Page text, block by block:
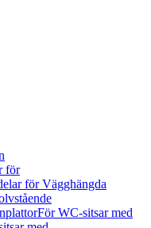
för
för Vägghängda
För WC-sitsar med